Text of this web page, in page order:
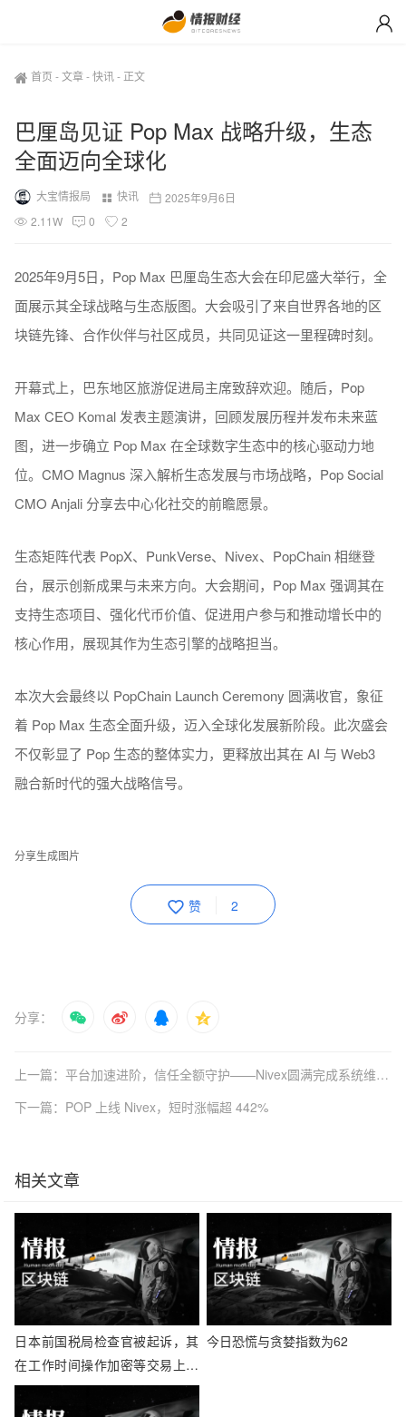
首页 -文章-快讯- 正文
巴厘岛见证 Pop Max 战略升级，生态
全面迈向全球化
大宝情报局 快讯
2025年9月6日
2.11W
0 2
2025年9月5日，Pop Max 巴厘岛生态大会在印尼盛大举行，全
面展示其全球战略与生态版图。大会吸引了来自世界各地的区
块链先锋、合作伙伴与社区成员，共同见证这一里程碑时刻。
开幕式上，巴东地区旅游促进局主席致辞欢迎。随后，Pop
Max CEO Komal 发表主题演讲，回顾发展历程并发布未来蓝
图，进一步确立 Pop Max 在全球数字生态中的核心驱动力地
位。CMO Magnus 深入解析生态发展与市场战略，Pop Social
CMO Anjali 分享去中心化社交的前瞻愿景。
生态矩阵代表 PopX、PunkVerse、Nivex、PopChain 相继登
台，展示创新成果与未来方向。大会期间，Pop Max 强调其在
支持生态项目、强化代币价值、促进用户参与和推动增长中的
核心作用，展现其作为生态引擎的战略担当。
本次大会最终以 PopChain Launch Ceremony 圆满收官，象征
着 Pop Max 生态全面升级，迈入全球化发展新阶段。此次盛会
不仅彰显了 Pop 生态的整体实力，更释放出其在 AI 与 Web3
融合新时代的强大战略信号。
分享生成图片
赞 2
分享：
上一篇：平台加速进阶，信任全额守护——Nivex圆满完成系统维护并设立赔付预防机制
下一篇：POP 上线 Nivex，短时涨幅超 442%
相关文章
日本前国税局检查官被起诉，其
在工作时间操作加密等交易上万
次
今日恐慌与贪婪指数为62